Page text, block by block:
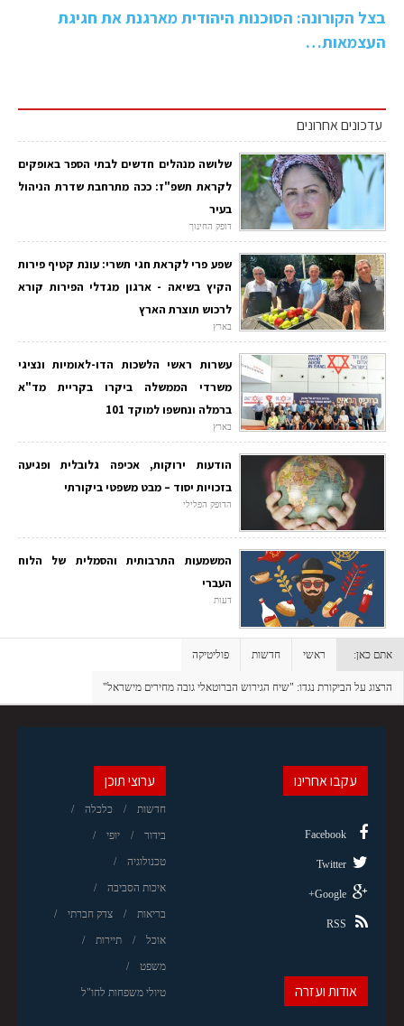
בצל הקורונה: הסוכנות היהודית מארגנת את חגיגת
העצמאות…
עדכונים אחרונים
שלושה מנהלים חדשים לבתי הספר באופקים
לקראת תשפ"ז: ככה מתרחבת שדרת הניהול
בעיר
דופק החינוך
שפע פרי לקראת חגי תשרי: עונת קטיף פירות
הקיץ בשיאה - ארגון מגדלי הפירות קורא
לרכוש תוצרת הארץ
בארץ
עשרות ראשי הלשכות הדו-לאומיות ונציגי
משרדי הממשלה ביקרו בקריית מד"א
ברמלה ונחשפו למוקד 101
בארץ
הודעות ירוקות, אכיפה גלובלית ופגיעה
בזכויות יסוד – מבט משפטי ביקורתי
הדופק הפלילי
המשמעות התרבותית והסמלית של הלוח
העברי
דעות
אתם כאן: ראשי חדשות פוליטיקה
הרצוג על הביקורת נגדו: "שיח הגירוש הברוטאלי גובה מחירים מישראל"
ערוצי תוכן
חדשות כלכלה
בידור יופי
טכנולוגיה
איכות הסביבה
בריאות צדק חברתי
אוכל תיירות
משפט
טיולי משפחות לחו"ל
עקבו אחרינו
Facebook
Twitter
Google+
RSS
אודות ועזרה